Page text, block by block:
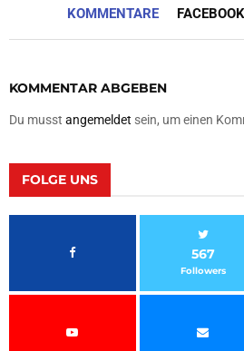
KOMMENTARE
KOMMENTAR ABGEBEN
Du musst angemeldet sein, um einen
FOLGE UNS
567
Followers